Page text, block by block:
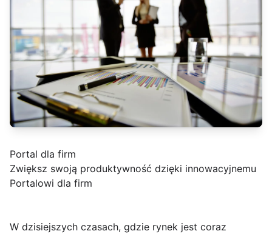
Portal dla firm
Zwiększ swoją produktywność dzięki innowacyjnemu
Portalowi dla firm
W dzisiejszych czasach, gdzie rynek jest coraz